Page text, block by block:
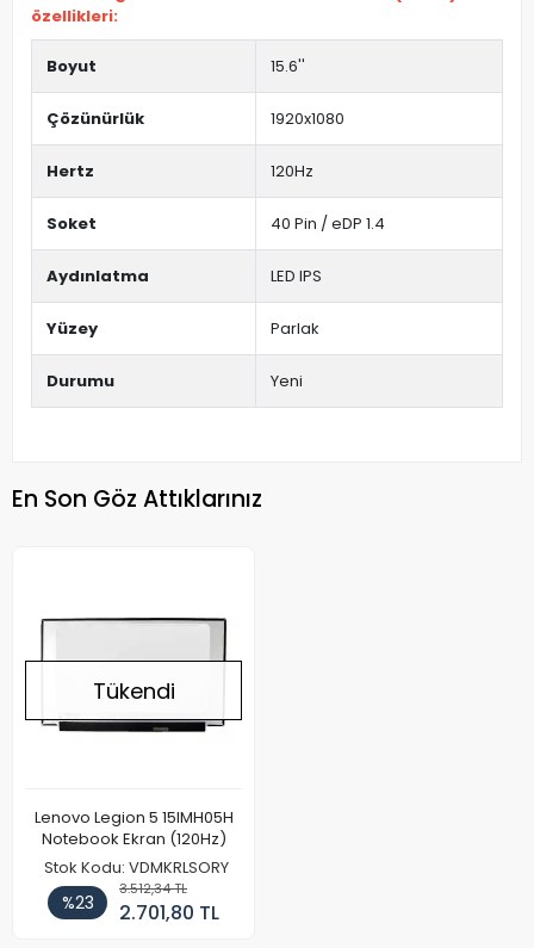
özellikleri:
Boyut 15.6''
Çözünürlük 1920x1080
Hertz 120Hz
Soket 40 Pin / eDP 1.4
Aydınlatma LED IPS
Yüzey Parlak
Durumu Yeni
En Son Göz Attıklarınız
Tükendi
Lenovo Legion 5 15IMH05H
Notebook Ekran (120Hz)
Stok Kodu: VDMKRLSORY
%23
3.512,34 TL
2.701,80 TL